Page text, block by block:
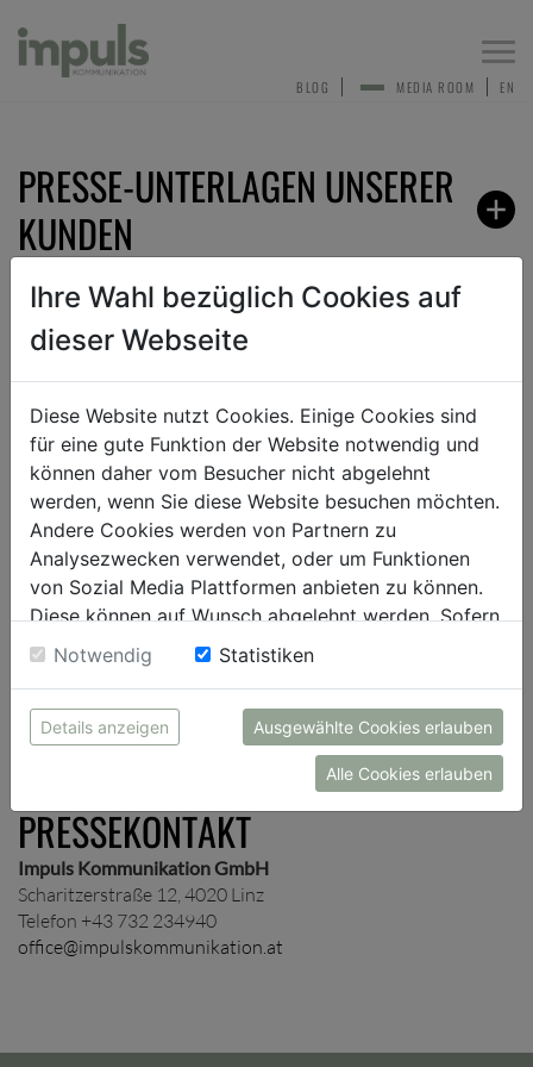
EN
MEDIA ROOM
BLOG
PRESSE-UNTERLAGEN UNSERER
KUNDEN
ZURÜCK
ANMELDEN ZUM PRESSEVERTEILER
Sehr gerne nehmen wir dich in unseren
Presseverteiler auf und schicken dir je nach Wunsch
unternehmens- und/oder themenspezifische
Presseinformationen zu.
PRESSEKONTAKT
Impuls Kommunikation GmbH
Scharitzerstraße 12, 4020 Linz
Telefon +43 732 234940
office@impulskommunikation.at
Ihre Wahl bezüglich Cookies auf
dieser Webseite
Diese Website nutzt Cookies. Einige Cookies sind
für eine gute Funktion der Website notwendig und
können daher vom Besucher nicht abgelehnt
werden, wenn Sie diese Website besuchen möchten.
Andere Cookies werden von Partnern zu
Analysezwecken verwendet, oder um Funktionen
von Sozial Media Plattformen anbieten zu können.
Diese können auf Wunsch abgelehnt werden. Sofern
sie unsere Webseite weiter nutzen, geben Sie
Einwilligung zu unseren Cookies.
Notwendig Statistiken
Details anzeigen Ausgewählte Cookies erlauben
Alle Cookies erlauben